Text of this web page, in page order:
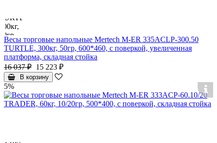
Весы торговые напольные Mertech M-ER 335ACLP-300.50
TURTLE, 300кг, 50гр, 600*460, с поверкой, увеличенная
платформа, складная стойка
16 037 ₽ 15 223 ₽
В корзину
5%